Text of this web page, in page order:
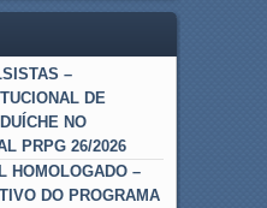
–
DE
NO
PRPG 26/2026
HOMOLOGADO –
DO PROGRAMA